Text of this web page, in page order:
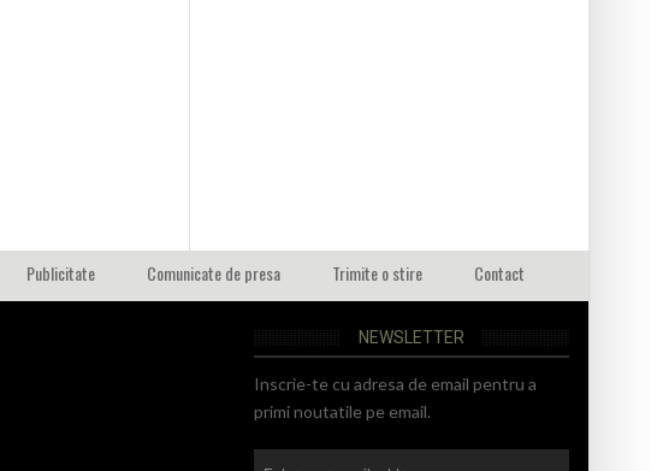
Publicitate Comunicate de presa Trimite o stire Contact
NEWSLETTER
Inscrie-te cu adresa de email pentru a
primi noutatile pe email.